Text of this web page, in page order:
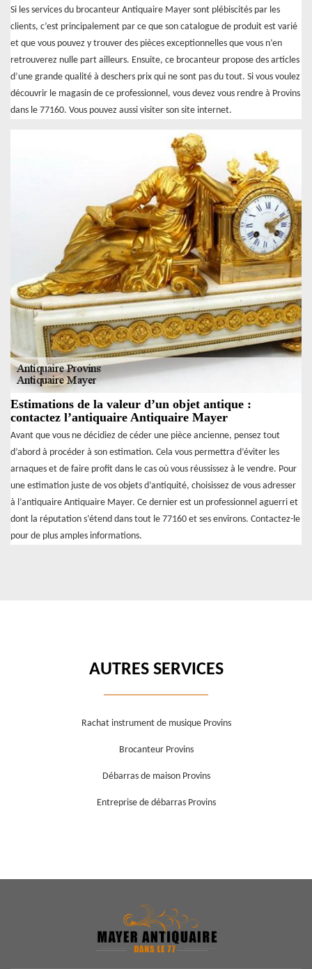
Si les services du brocanteur Antiquaire Mayer sont plébiscités par les
clients, c’est principalement par ce que son catalogue de produit est varié
et que vous pouvez y trouver des pièces exceptionnelles que vous n’en
retrouverez nulle part ailleurs. Ensuite, ce brocanteur propose des articles
d’une grande qualité à deschers prix qui ne sont pas du tout. Si vous voulez
découvrir le magasin de ce professionnel, vous devez vous rendre à Provins
dans le 77160. Vous pouvez aussi visiter son site internet.
Estimations de la valeur d’un objet antique :
contactez l’antiquaire Antiquaire Mayer
Avant que vous ne décidiez de céder une pièce ancienne, pensez tout
d’abord à procéder à son estimation. Cela vous permettra d’éviter les
arnaques et de faire profit dans le cas où vous réussissez à le vendre. Pour
une estimation juste de vos objets d’antiquité, choisissez de vous adresser
à l’antiquaire Antiquaire Mayer. Ce dernier est un professionnel aguerri et
dont la réputation s’étend dans tout le 77160 et ses environs. Contactez-le
pour de plus amples informations.
AUTRES SERVICES
Rachat instrument de musique Provins
Brocanteur Provins
Débarras de maison Provins
Entreprise de débarras Provins